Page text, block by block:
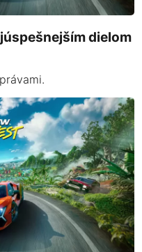
dielom